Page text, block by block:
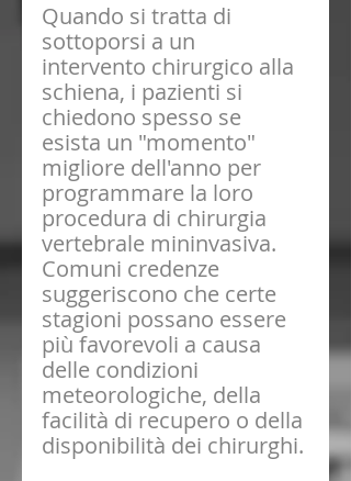
Quando si tratta di
sottoporsi a un
intervento chirurgico alla
schiena, i pazienti si
chiedono spesso se
esista un "momento"
migliore dell'anno per
programmare la loro
procedura di chirurgia
vertebrale mininvasiva.
Comuni credenze
suggeriscono che certe
stagioni possano essere
più favorevoli a causa
delle condizioni
meteorologiche, della
facilità di recupero o della
disponibilità dei chirurghi.